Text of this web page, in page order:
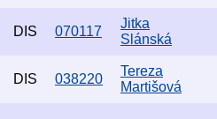
DIS 070117
Jitka
Slánská
DIS 038220
Tereza
Martišová